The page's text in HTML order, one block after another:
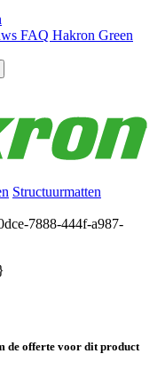
FAQ Hakron Green
Structuurmatten
de offerte voor dit product